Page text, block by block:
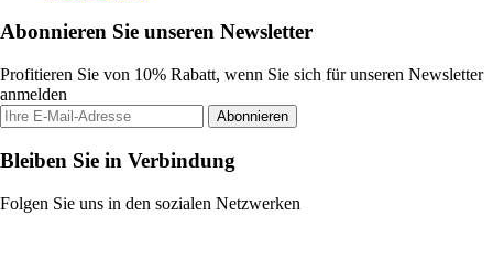
Abonnieren Sie unseren Newsletter
Profitieren Sie von 10% Rabatt, wenn Sie sich für unseren Newsletter
anmelden
Abonnieren
Bleiben Sie in Verbindung
Folgen Sie uns in den sozialen Netzwerken